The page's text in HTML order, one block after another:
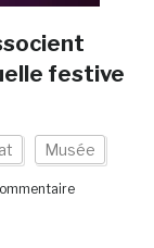
festive
Musée